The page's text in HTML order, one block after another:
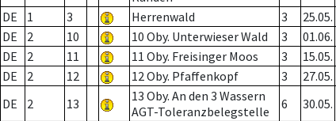
DE
1 3 Herrenwald 3 25.05.
DE
2 10 10 Oby. Unterwieser Wald 3 01.06.
DE
2 11 11 Oby. Freisinger Moos 3 15.05.
DE
2 12 12 Oby. Pfaffenkopf 3 27.05.
DE
2 13
13 Oby. An den 3 Wassern
AGT-Toleranzbelegstelle
6 30.05.